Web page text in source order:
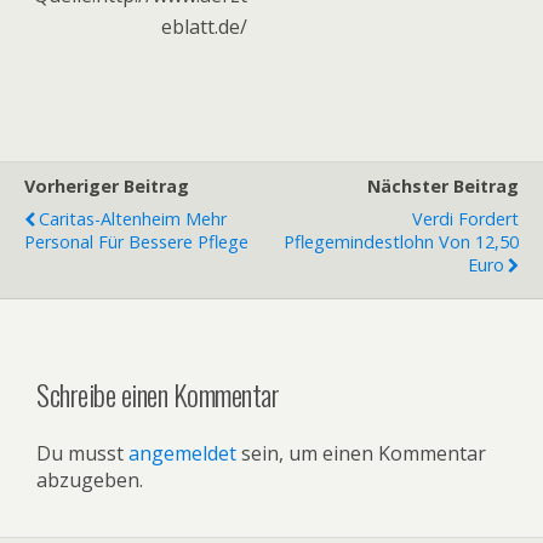
eblatt.de/
Vorheriger Beitrag
Caritas-Altenheim Mehr
Personal Für Bessere Pflege
Nächster Beitrag
Verdi Fordert
Pflegemindestlohn Von 12,50
Euro
Schreibe einen Kommentar
Du musstangemeldetsein, um einen Kommentar
abzugeben.